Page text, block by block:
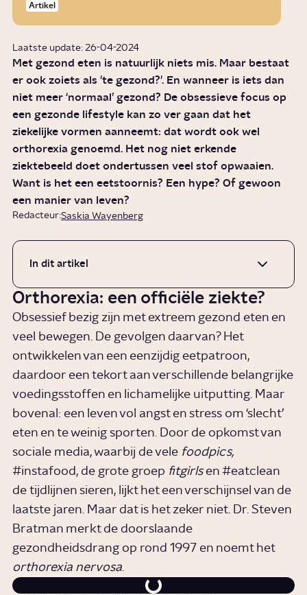
Artikel
Laatste update: 26-04-2024
Met gezond eten is natuurlijk niets mis. Maar bestaat
er ook zoiets als 'te gezond?'. En wanneer is iets dan
niet meer ‘normaal’ gezond? De obsessieve focus op
een gezonde lifestyle kan zo ver gaan dat het
ziekelijke vormen aanneemt: dat wordt ook wel
orthorexia genoemd. Het nog niet erkende
ziektebeeld doet ondertussen veel stof opwaaien.
Want is het een eetstoornis? Een hype? Of gewoon
een manier van leven?
Redacteur:Saskia Wayenberg
In dit artikel
Orthorexia: een officiële ziekte?
Obsessief bezig zijn met extreem gezond eten en
veel bewegen. De gevolgen daarvan? Het
ontwikkelen van een eenzijdig eetpatroon,
daardoor een tekort aan verschillende belangrijke
voedingsstoffen en lichamelijke uitputting. Maar
bovenal: een leven vol angst en stress om ‘slecht’
eten en te weinig sporten. Door de opkomst van
sociale media, waarbij de vele foodpics,
#instafood, de grote groep fitgirlsen #eatclean
de tijdlijnen sieren, lijkt het een verschijnsel van de
laatste jaren. Maar dat is het zeker niet. Dr. Steven
Bratman merkt de doorslaande
gezondheidsdrang op rond 1997 en noemt het
orthorexia nervosa.